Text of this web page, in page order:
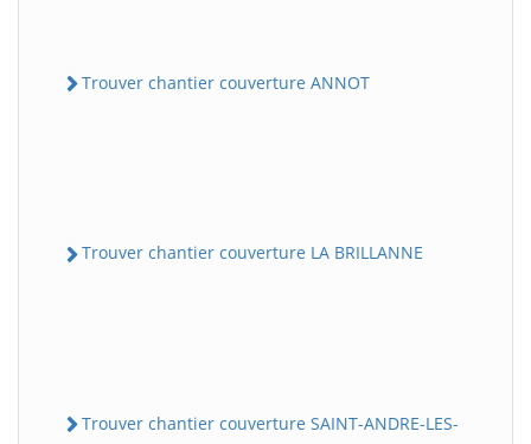
Trouver chantier couverture ANNOT
Trouver chantier couverture LA BRILLANNE
Trouver chantier couverture SAINT-ANDRE-LES-